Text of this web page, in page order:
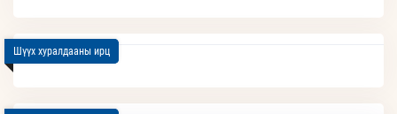
Шүүх хуралдааны ирц